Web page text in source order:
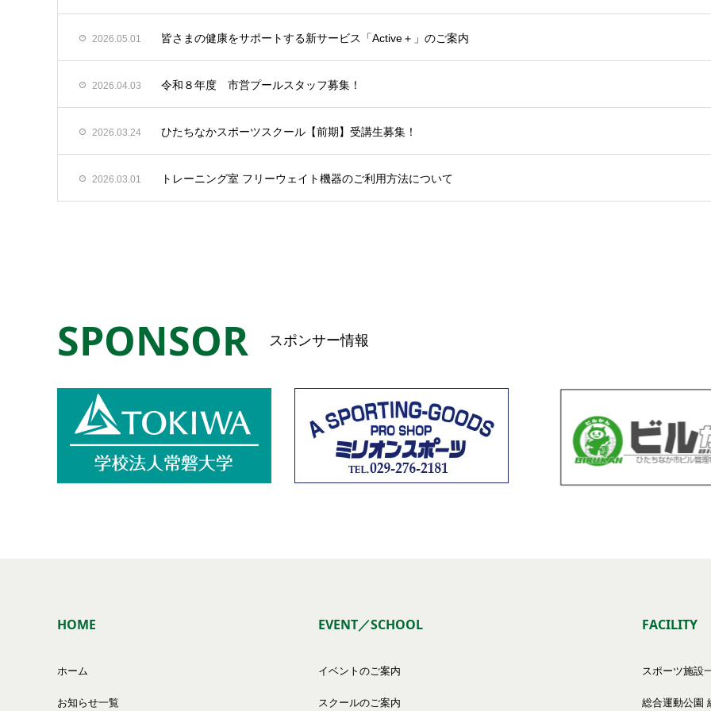
2026.05.01 皆さまの健康をサポートする新サービス「Active＋」のご案内
2026.04.03 令和８年度 市営プールスタッフ募集！
2026.03.24 ひたちなかスポーツスクール【前期】受講生募集！
2026.03.01 トレーニング室 フリーウェイト機器のご利用方法について
SPONSOR スポンサー情報
HOME
ホーム
お知らせ一覧
EVENT／SCHOOL
イベントのご案内
スクールのご案内
FACILITY
スポーツ施設
総合運動公園